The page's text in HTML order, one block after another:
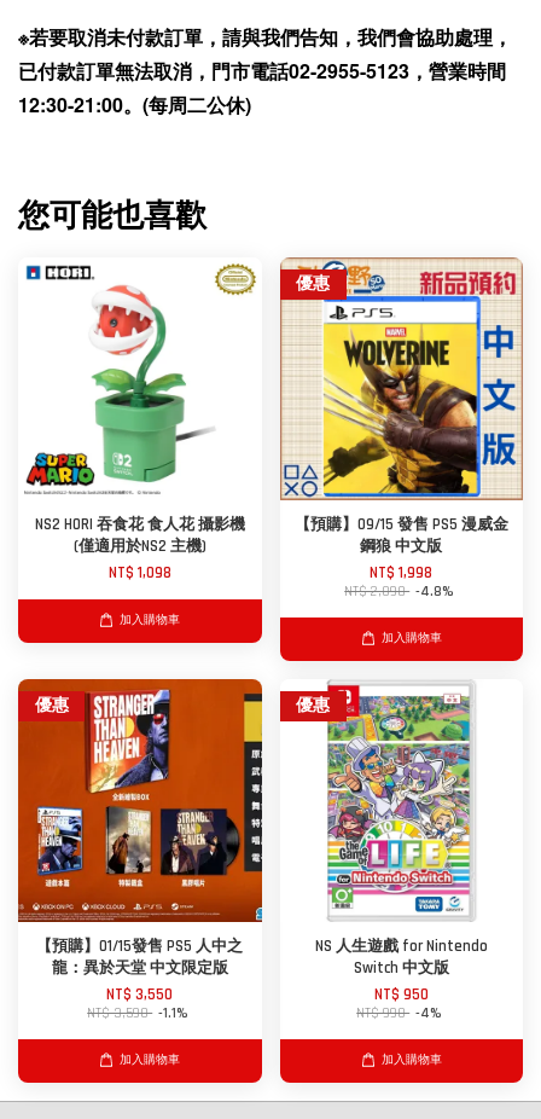
※若要取消未付款訂單，請與我們告知，我們會協助處理，
已付款訂單無法取消，門市電話02-2955-5123，營業時間
12:30-21:00。(每周二公休)
您可能也喜歡
NS2 HORI 吞食花 食人花 攝影機
(僅適用於NS2 主機)
NT$ 1,098
加入購物車
優惠
【預購】09/15 發售 PS5 漫威金
鋼狼 中文版
NT$ 1,998
NT$ 2,098 -4.8%
加入購物車
優惠
【預購】01/15發售 PS5 人中之
龍：異於天堂 中文限定版
NT$ 3,550
NT$ 3,590 -1.1%
加入購物車
優惠
NS 人生遊戲 for Nintendo
Switch 中文版
NT$ 950
NT$ 990 -4%
加入購物車